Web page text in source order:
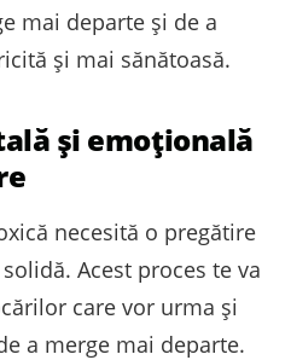
mai departe și de a
și mai sănătoasă.
și emoțională
necesită o pregătire
Acest proces te va
care vor urma și
a merge mai departe.